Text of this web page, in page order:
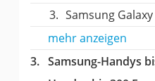
Samsung
mehr anzeigen
Samsung-Handys